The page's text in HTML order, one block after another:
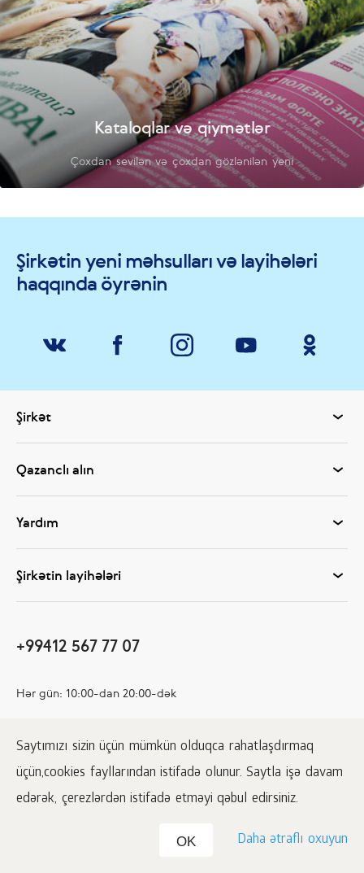
Saytımızı sizin üçün mümkün olduqca rahatlaşdırmaq
üçün,cookies fayllarından istifadə olunur. Saytla işə davam
edərək, çerezlərdən istifadə etməyi qəbul edirsiniz.
OK Daha ətraflı oxuyun
Kataloqlar və qiymətlər
Çoxdan sevilən və çoxdan gözlənilən yeni
Şirkətin yeni məhsulları və layihələri
haqqında öyrənin
Şirkət
Qazanclı alın
Yardım
Şirkətin layihələri
+99412 567 77 07
Hər gün: 10:00-dan 20:00-dək